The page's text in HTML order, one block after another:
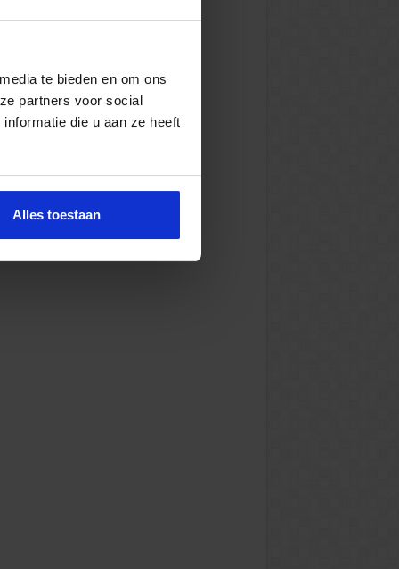
te bieden en om ons
partners voor social
die u aan ze heeft
Alles toestaan